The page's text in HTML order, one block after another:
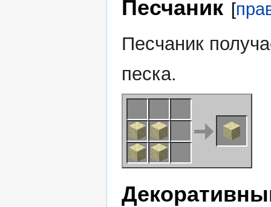
Песчаник [
Песчаник
песка.